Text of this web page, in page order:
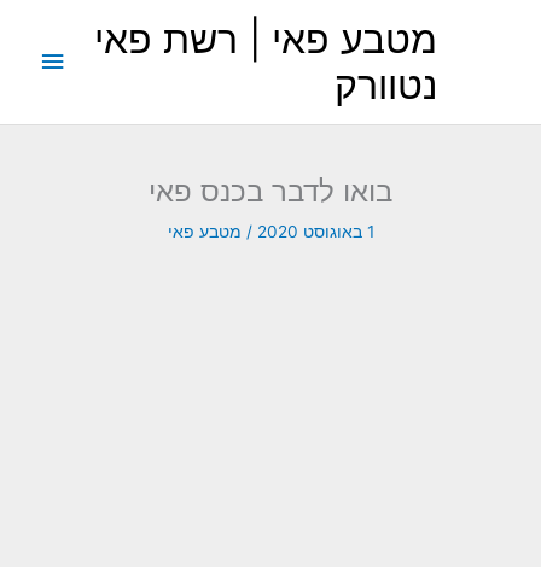
מטבע פאי | רשת פאי
נטוורק
בואו לדבר בכנס פאי
1 באוגוסט 2020 / מטבע פאי